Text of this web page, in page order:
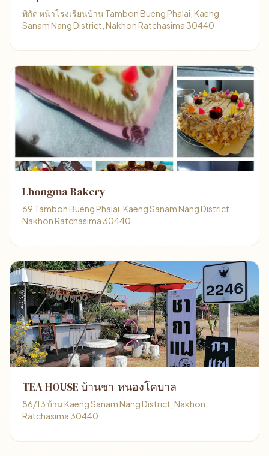
พิกัด หน้าโรงเรียนบ้าน Tambon Bueng Phalai, Kaeng
Sanam Nang District, Nakhon Ratchasima 30440
Lhongma Bakery
69 Tambon Bueng Phalai, Kaeng Sanam Nang District,
Nakhon Ratchasima 30440
TEA HOUSE​ บ้านชา-หนองโคบาล
86/13 บ้าน Kaeng Sanam Nang District, Nakhon
Ratchasima 30440